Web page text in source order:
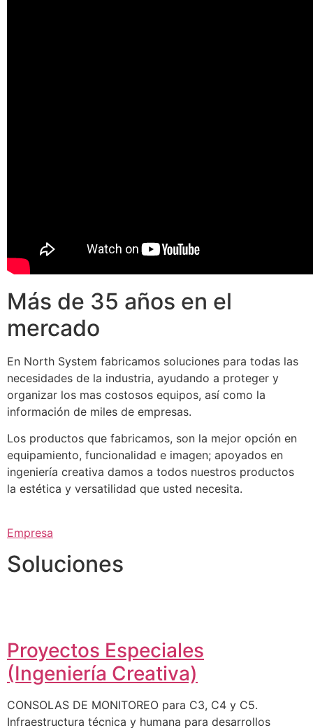
Más de 35 años en el
mercado
En North System fabricamos soluciones para todas las
necesidades de la industria, ayudando a proteger y
organizar los mas costosos equipos, así como la
información de miles de empresas.
Los productos que fabricamos, son la mejor opción en
equipamiento, funcionalidad e imagen; apoyados en
ingeniería creativa damos a todos nuestros productos
la estética y versatilidad que usted necesita.
Empresa
Soluciones
Proyectos Especiales
(Ingeniería Creativa)
CONSOLAS DE MONITOREO para C3, C4 y C5.
Infraestructura técnica y humana para desarrollos